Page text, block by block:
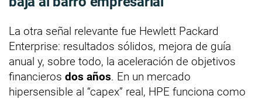
La otra señal relevante fue Hewlett Packard
Enterprise: resultados sólidos, mejora de guía
anual y, sobre todo, la aceleración de objetivos
financieros dos años. En un mercado
hipersensible al “capex” real, HPE funciona como